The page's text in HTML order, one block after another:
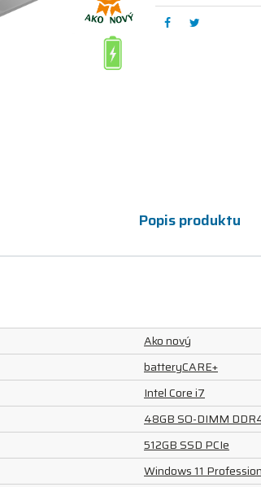
Popis produktu
Ako nový
batteryCARE+
Intel Core i7
48GB SO-DIMM
512GB SSD PCIe
Windows 11